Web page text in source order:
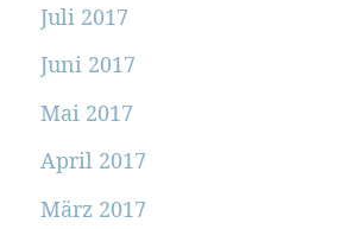
Juli 2017
Juni 2017
Mai 2017
April 2017
März 2017